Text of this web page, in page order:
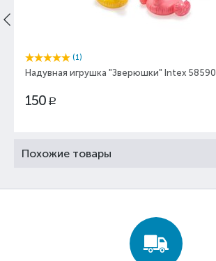
(1)
Надувная игрушка "Зверюшки" Intex 58590
150 Р
Похожие товары